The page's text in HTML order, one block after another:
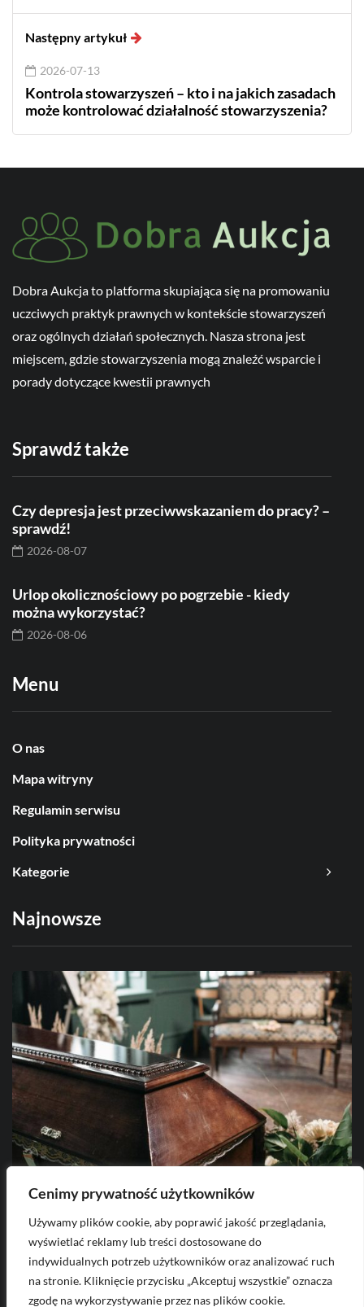
Cenimy prywatność użytkowników
Używamy plików cookie, aby poprawić jakość przeglądania,
wyświetlać reklamy lub treści dostosowane do
indywidualnych potrzeb użytkowników oraz analizować ruch
na stronie. Kliknięcie przycisku „Akceptuj wszystkie” oznacza
zgodę na wykorzystywanie przez nas plików cookie.
Następny artykuł
2026-07-13
Kontrola stowarzyszeń – kto i na jakich zasadach
może kontrolować działalność stowarzyszenia?
Dobra Aukcja to platforma skupiająca się na promowaniu
uczciwych praktyk prawnych w kontekście stowarzyszeń
oraz ogólnych działań społecznych. Nasza strona jest
miejscem, gdzie stowarzyszenia mogą znaleźć wsparcie i
porady dotyczące kwestii prawnych
Sprawdź także
Czy depresja jest przeciwwskazaniem do pracy? –
sprawdź!
2026-08-07
Urlop okolicznościowy po pogrzebie - kiedy
można wykorzystać?
2026-08-06
Menu
O nas
Mapa witryny
Regulamin serwisu
Polityka prywatności
Kategorie
Najnowsze
2026-08-06
Urlop okolicznościowy po pogrzebie -
kiedy można wykorzystać?